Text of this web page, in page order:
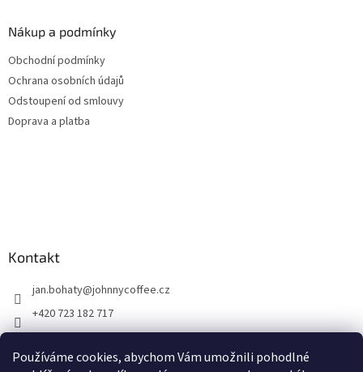
Používáme cookies, abychom Vám umožnili pohodlné
Nákup a podmínky
Obchodní podmínky
Ochrana osobních údajů
Odstoupení od smlouvy
Doprava a platba
Kontakt
jan.bohaty@johnnycoffee.cz
+420 723 182 717
Johnny Coffee
prazirna_johnny_coffee/